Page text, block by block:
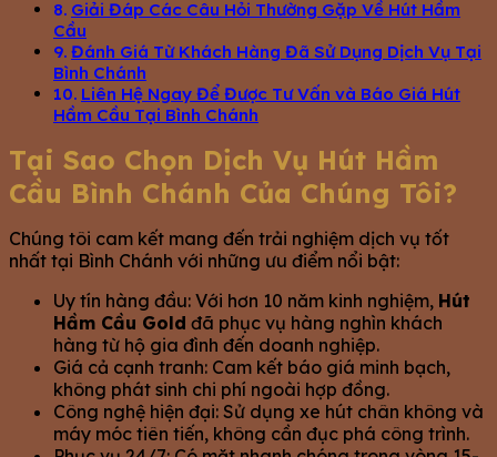
Giải Đáp Các Câu Hỏi Thường Gặp Về Hút Hầm
Cầu
Đánh Giá Từ Khách Hàng Đã Sử Dụng Dịch Vụ Tại
Bình Chánh
Liên Hệ Ngay Để Được Tư Vấn và Báo Giá Hút
Hầm Cầu Tại Bình Chánh
Tại Sao Chọn Dịch Vụ Hút Hầm
Cầu Bình Chánh Của Chúng Tôi?
Chúng tôi cam kết mang đến trải nghiệm dịch vụ tốt
nhất tại Bình Chánh với những ưu điểm nổi bật:
Uy tín hàng đầu: Với hơn 10 năm kinh nghiệm, Hút
Hầm Cầu Gold đã phục vụ hàng nghìn khách
hàng từ hộ gia đình đến doanh nghiệp.
Giá cả cạnh tranh: Cam kết báo giá minh bạch,
không phát sinh chi phí ngoài hợp đồng.
Công nghệ hiện đại: Sử dụng xe hút chân không và
máy móc tiên tiến, không cần đục phá công trình.